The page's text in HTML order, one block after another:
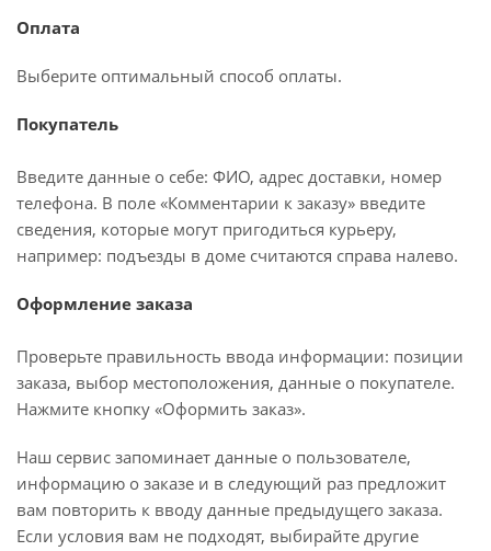
Оплата
Выберите оптимальный способ оплаты.
Покупатель
Введите данные о себе: ФИО, адрес доставки, номер
телефона. В поле «Комментарии к заказу» введите
сведения, которые могут пригодиться курьеру,
например: подъезды в доме считаются справа налево.
Оформление заказа
Проверьте правильность ввода информации: позиции
заказа, выбор местоположения, данные о покупателе.
Нажмите кнопку «Оформить заказ».
Наш сервис запоминает данные о пользователе,
информацию о заказе и в следующий раз предложит
вам повторить к вводу данные предыдущего заказа.
Если условия вам не подходят, выбирайте другие